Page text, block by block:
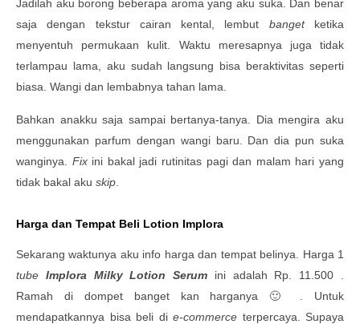
Jadilah aku borong beberapa aroma yang aku suka. Dan benar
saja dengan tekstur cairan kental, lembut bangetketika
menyentuh permukaan kulit. Waktu meresapnya juga tidak
terlampau lama, aku sudah langsung bisa beraktivitas seperti
biasa. Wangi dan lembabnya tahan lama.
Bahkan anakku saja sampai bertanya-tanya. Dia mengira aku
menggunakan parfum dengan wangi baru. Dan dia pun suka
wanginya. Fixini bakal jadi rutinitas pagi dan malam hari yang
tidak bakal aku skip
Harga dan Tempat Beli Lotion Implora
Sekarang waktunya aku info harga dan tempat belinya. Harga 1
tube Implora Milky Lotion Serum ini adalah Rp. 11.500 .
Ramah di dompet banget kan harganya 🙂 . Untuk
mendapatkannya bisa beli die-commerce terpercaya. Supaya